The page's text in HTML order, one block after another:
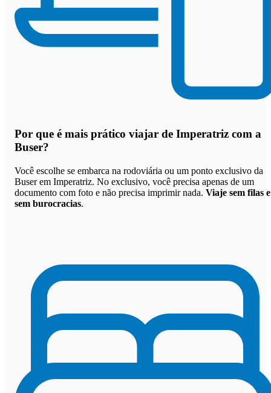
Por que é mais prático viajar de Imperatriz com a
Buser?
Você escolhe se embarca na rodoviária ou um ponto exclusivo da
Buser em Imperatriz. No exclusivo, você precisa apenas de um
documento com foto e não precisa imprimir nada. Viaje sem filas e
sem burocracias.